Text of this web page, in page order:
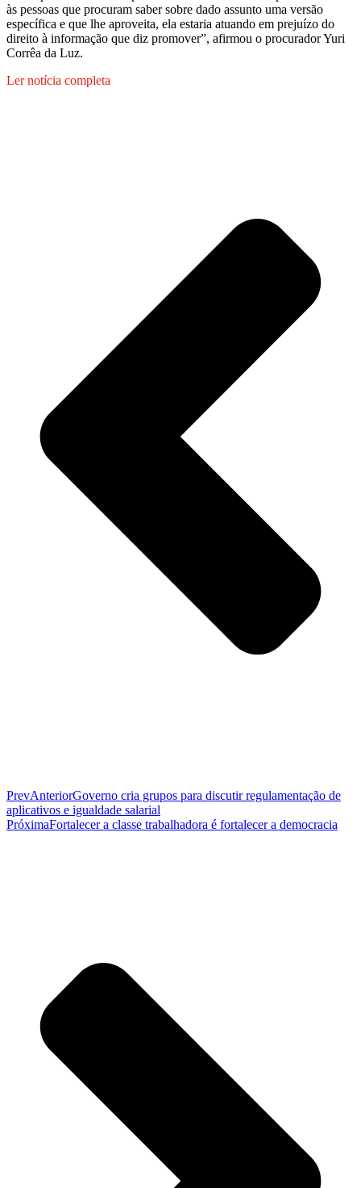
às pessoas que procuram saber sobre dado assunto uma versão
específica e que lhe aproveita, ela estaria atuando em prejuízo do
direito à informação que diz promover”, afirmou o procurador Yuri
Corrêa da Luz.
Ler notícia completa
PrevAnteriorGoverno cria grupos para discutir regulamentação de
aplicativos e igualdade salarial
PróximaFortalecer a classe trabalhadora é fortalecer a democracia